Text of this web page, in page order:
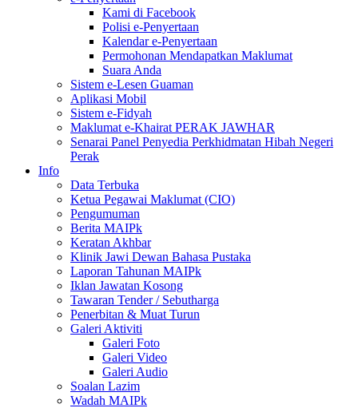
Kami di Facebook
Polisi e-Penyertaan
Kalendar e-Penyertaan
Permohonan Mendapatkan Maklumat
Suara Anda
Sistem e-Lesen Guaman
Aplikasi Mobil
Sistem e-Fidyah
Maklumat e-Khairat PERAK JAWHAR
Senarai Panel Penyedia Perkhidmatan Hibah Negeri
Perak
Info
Data Terbuka
Ketua Pegawai Maklumat (CIO)
Pengumuman
Berita MAIPk
Keratan Akhbar
Klinik Jawi Dewan Bahasa Pustaka
Laporan Tahunan MAIPk
Iklan Jawatan Kosong
Tawaran Tender / Sebutharga
Penerbitan & Muat Turun
Galeri Aktiviti
Galeri Foto
Galeri Video
Galeri Audio
Soalan Lazim
Wadah MAIPk